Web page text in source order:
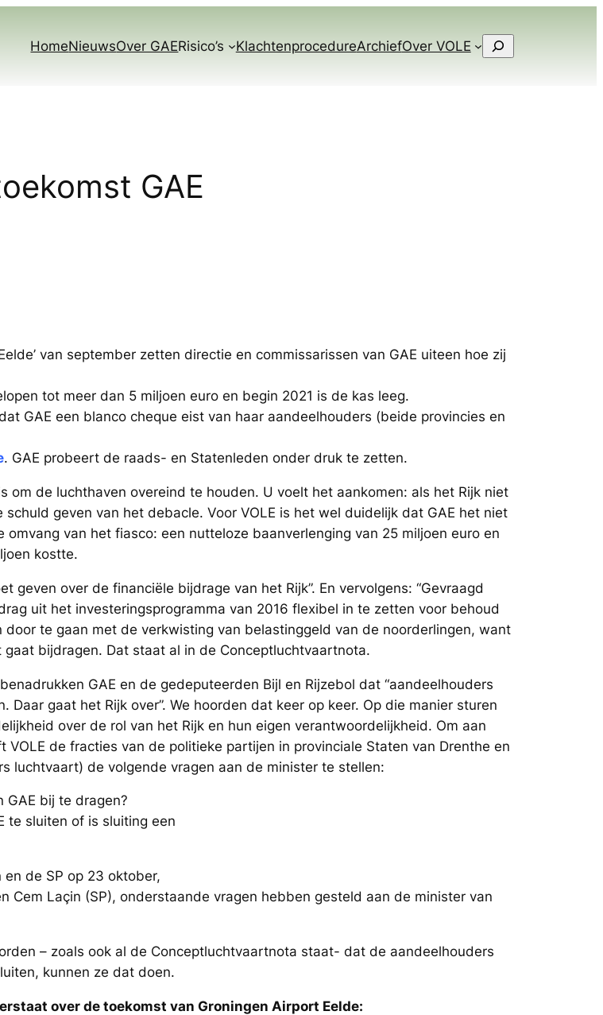
HomeNieuwsOver GAERisico’s KlachtenprocedureArchiefOver VOLE Zoeken
GAE
van september zetten directie en commissarissen van GAE uiteen hoe zij
tot meer dan 5 miljoen euro en begin 2021 is de kas leeg.
GAE een blanco cheque eist van haar aandeelhouders (beide provincies en
. GAE probeert de raads- en Statenleden onder druk te zetten.
de luchthaven overeind te houden. U voelt het aankomen: als het Rijk niet
geven van het debacle. Voor VOLE is het wel duidelijk dat GAE het niet
van het fiasco: een nutteloze baanverlenging van 25 miljoen euro en
kostte.
geven over de financiële bijdrage van het Rijk”. En vervolgens: “Gevraagd
uit het investeringsprogramma van 2016 flexibel in te zetten voor behoud
te gaan met de verkwisting van belastinggeld van de noorderlingen, want
bijdragen. Dat staat al in de Conceptluchtvaartnota.
GAE en de gedeputeerden Bijl en Rijzebol dat “aandeelhouders
gaat het Rijk over”. We hoorden dat keer op keer. Op die manier sturen
over de rol van het Rijk en hun eigen verantwoordelijkheid. Om aan
de fracties van de politieke partijen in provinciale Staten van Drenthe en
luchtvaart) de volgende vragen aan de minister te stellen:
bij te dragen?
sluiten of is sluiting een
de SP op 23 oktober,
Cem Laçin (SP), onderstaande vragen hebben gesteld aan de minister van
– zoals ook al de Conceptluchtvaartnota staat- dat de aandeelhouders
kunnen ze dat doen.
over de toekomst van Groningen Airport Eelde: